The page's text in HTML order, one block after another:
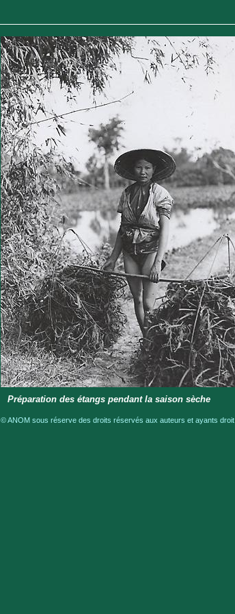
Préparation des étangs pendant la saison sèche
© ANOM sous réserve des droits réservés aux auteurs et ayants droit